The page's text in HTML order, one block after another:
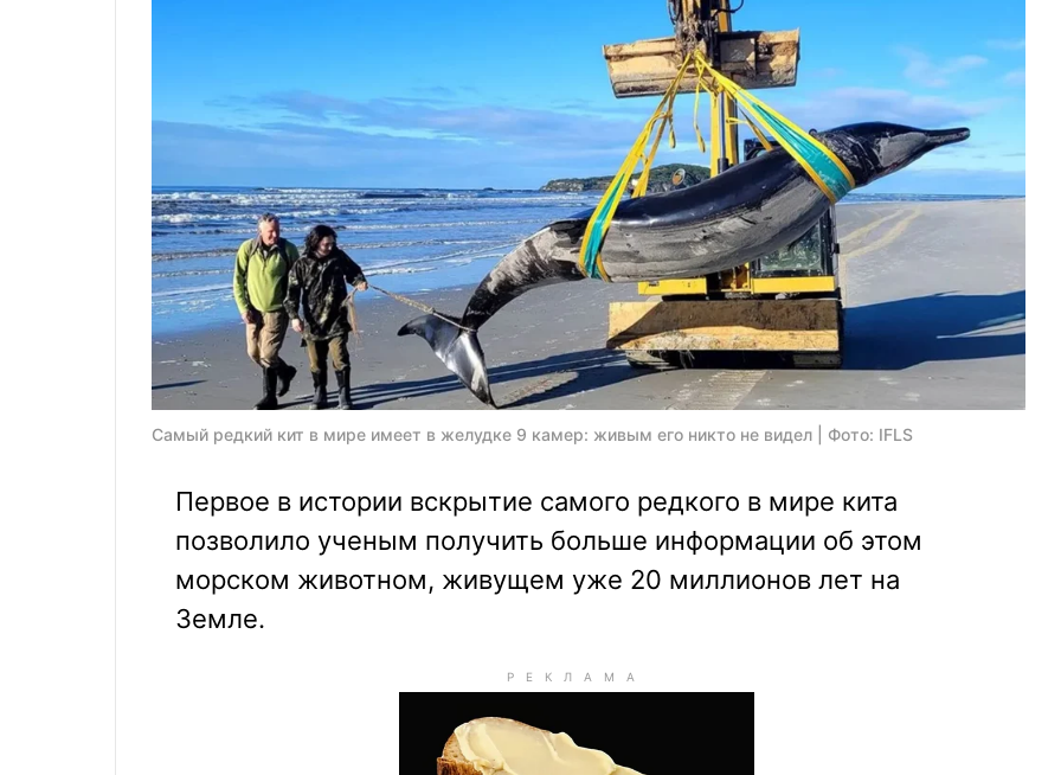
Самый редкий кит в мире имеет в желудке 9 камер: живым его никто не видел | Фото: IFLS
Первое в истории вскрытие самого редкого в мире кита
позволило ученым получить больше информации об этом
морском животном, живущем уже 20 миллионов лет на
Земле.